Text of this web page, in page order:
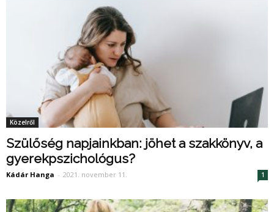
Közelről
Szülőség napjainkban: jöhet a szakkönyv, a
gyerekpszichológus?
Kádár Hanga - 2021. november 11. 1